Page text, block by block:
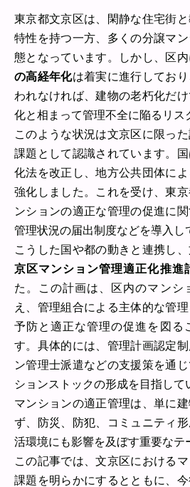
東京都文京区は、閑静な住宅街
特性を持つ一方、多くの分譲マ
態となっています。しかし、区
の高経年化は着実に進行してお
われなければ、建物の老朽化だ
化と相まって管理不全に陥るリス
このような状況は文京区に限っ
課題として認識されています。
化法を改正し、地方公共団体に
強化しました。これを受け、東
ンションの適正な管理の促進に関
管理状況の届出制度などを導入し
こうした国や都の動きと連携し
京区マンション管理適正化推進
た。この計画は、区内のマンシ
え、管理組合による主体的な管
予防と適正な管理の促進を図る
す。具体的には、管理計画認定
ン管理士派遣などの支援策を通
ションストックの形成を目指して
マンションの適正管理は、単に
ず、防災、防犯、コミュニティ
活環境にも影響を及ぼす重要なテ
この記事では、文京区における
課題を明らかにするとともに、今